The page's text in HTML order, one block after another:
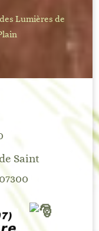
Lumières de
Saint